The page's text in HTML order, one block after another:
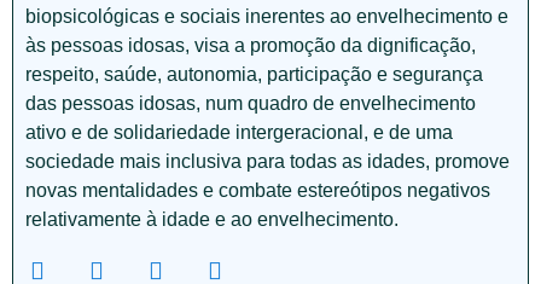
biopsicológicas e sociais inerentes ao envelhecimento e
às pessoas idosas, visa a promoção da dignificação,
respeito, saúde, autonomia, participação e segurança
das pessoas idosas, num quadro de envelhecimento
ativo e de solidariedade intergeracional, e de uma
sociedade mais inclusiva para todas as idades, promove
novas mentalidades e combate estereótipos negativos
relativamente à idade e ao envelhecimento.